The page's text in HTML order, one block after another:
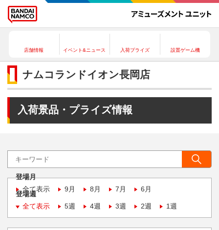
店舗情報 イベント&ニュース 入荷プライズ 設置ゲーム機
ナムコランドイオン長岡店
入荷景品・プライズ情報
登場月
全て表示
9月 8月 7月 6月
登場週
全て表示
5週 4週 3週 2週 1週